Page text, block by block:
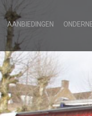
AANBIEDINGEN